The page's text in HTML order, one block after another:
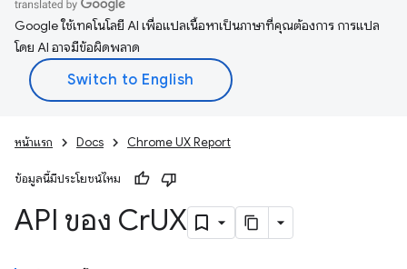
Google ใช้เทคโนโลยี AI เพื่อแปลเนื้อหาเป็นภาษาที่คุณต้องการ การแปล
โดย AI อาจมีข้อผิดพลาด
หน้าแรก Docs Chrome UX Report
ข้อมูลนี้มีประโยชน์ไหม
API ของ CrUX